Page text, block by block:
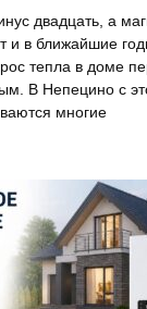
двадцать, а
и в ближайшие
тепла в доме
В Непецино с
многие